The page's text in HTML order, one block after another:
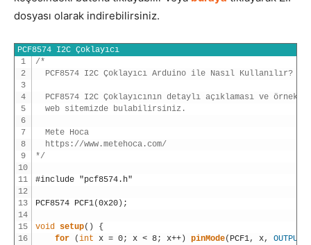
dosyası olarak indirebilirsiniz.
PCF8574 I2C Çoklayıcı
1
2
3
4
5
6
7
8
9
10
11
12
13
14
15
16
/*
PCF8574 I2C Çoklayıcı Arduino ile Nasıl Kullanılır?
PCF8574 I2C Çoklayıcının detaylı açıklaması ve örnek
web sitemizde bulabilirsiniz.
Mete Hoca
https://www.metehoca.com/
*/
#include "pcf8574.h"
PCF8574 PCF1(0x20 ) ;
void setup( )
{
for
(int x = 0; x < 8; x++ ) pinMode( PCF1, x, OUTPUT